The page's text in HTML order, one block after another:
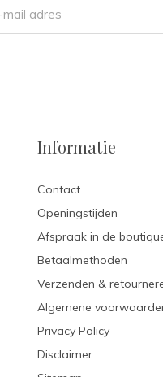
Informatie
Contact
Openingstijden
Afspraak in de
Betaalmethoden
Verzenden &
Algemene
Privacy Policy
Disclaimer